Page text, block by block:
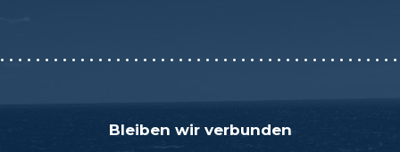
Bleiben wir verbunden